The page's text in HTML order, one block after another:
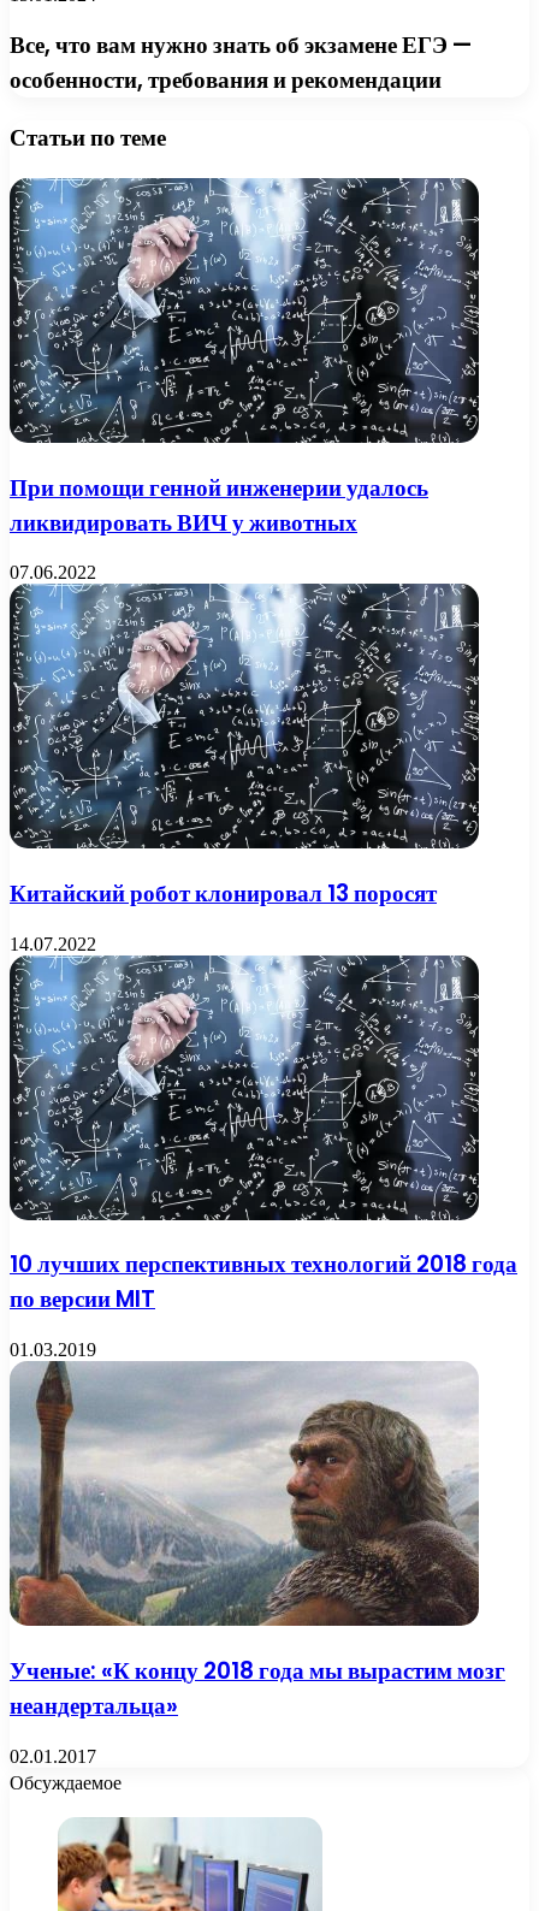
Все, что вам нужно знать об экзамене ЕГЭ —
особенности, требования и рекомендации
Статьи по теме
При помощи генной инженерии удалось
ликвидировать ВИЧ у животных
07.06.2022
Китайский робот клонировал 13 поросят
14.07.2022
10 лучших перспективных технологий 2018 года
по версии MIT
01.03.2019
Ученые: «К концу 2018 года мы вырастим мозг
неандертальца»
02.01.2017
Обсуждаемое